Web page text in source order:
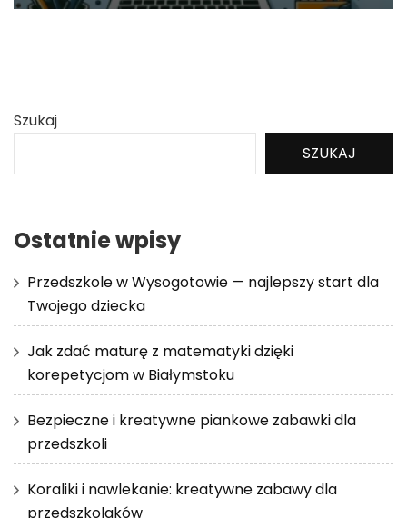
Szukaj
SZUKAJ
Ostatnie wpisy
Przedszkole w Wysogotowie — najlepszy start dla
Twojego dziecka
Jak zdać maturę z matematyki dzięki
korepetycjom w Białymstoku
Bezpieczne i kreatywne piankowe zabawki dla
przedszkoli
Koraliki i nawlekanie: kreatywne zabawy dla
przedszkolaków